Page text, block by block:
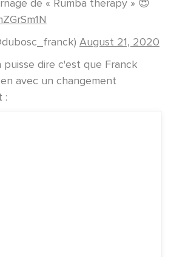
de « Rumba therapy » 😍
August 21, 2020
puisse dire c'est que Franck
avec un changement
: